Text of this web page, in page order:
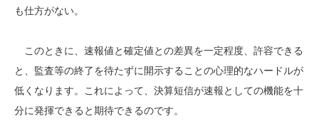
も仕方がない。
このときに、速報値と確定値との差異を一定程度、許容できる
と、監査等の終了を待たずに開示することの心理的なハードルが
低くなります。これによって、決算短信が速報としての機能を十
分に発揮できると期待できるのです。